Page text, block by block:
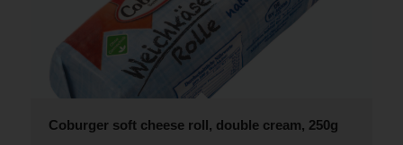
Coburger soft cheese roll, double cream, 250g